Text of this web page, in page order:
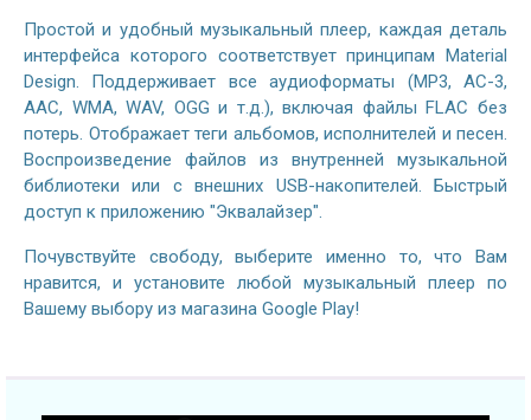
Простой и удобный музыкальный плеер, каждая деталь
интерфейса которого соответствует принципам Material
Design. Поддерживает все аудиоформаты (MP3, AC-3,
AAC, WMA, WAV, OGG и т.д.), включая файлы FLAC без
потерь. Отображает теги альбомов, исполнителей и песен.
Воспроизведение файлов из внутренней музыкальной
библиотеки или с внешних USB-накопителей. Быстрый
доступ к приложению "Эквалайзер".
Почувствуйте свободу, выберите именно то, что Вам
нравится, и установите любой музыкальный плеер по
Вашему выбору из магазина Google Play!